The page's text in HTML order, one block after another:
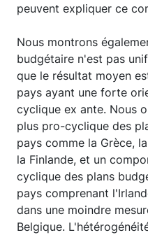
peuvent expliquer ce
Nous montrons
budgétaire n'est pas
que le résultat moyen
pays ayant une forte
cyclique ex ante. Nous
plus pro-cyclique des
pays comme la Grèce,
la Finlande, et un
cyclique des plans
pays comprenant
dans une moindre
Belgique.